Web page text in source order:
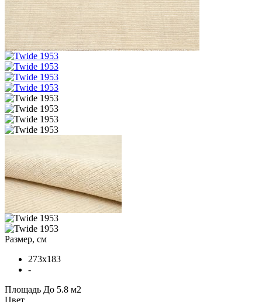
Размер, см
273x183
-
Площадь До 5.8 м2
Цвет